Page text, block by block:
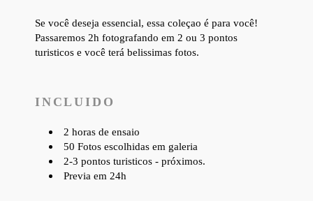
Se você deseja essencial, essa coleçao é para você!
Passaremos 2h fotografando em 2 ou 3 pontos
turisticos e você terá belissimas fotos.
INCLUIDO
2 horas de ensaio
50 Fotos escolhidas em galeria
2-3 pontos turisticos- próximos.
Previa em 24h